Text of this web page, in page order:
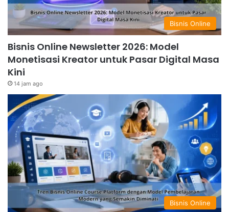
Bisnis Online
Bisnis Online Newsletter 2026: Model
Monetisasi Kreator untuk Pasar Digital Masa
Kini
14 jam ago
Bisnis Online